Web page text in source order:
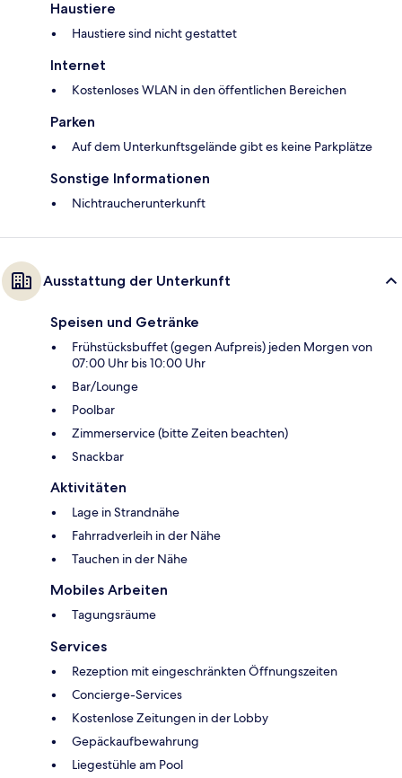
Haustiere
Haustiere sind nicht gestattet
Internet
Kostenloses WLAN in den öffentlichen Bereichen
Parken
Auf dem Unterkunftsgelände gibt es keine Parkplätze
Sonstige Informationen
Nichtraucherunterkunft
Ausstattung der Unterkunft
Speisen und Getränke
Frühstücksbuffet (gegen Aufpreis) jeden Morgen von
07:00 Uhr bis 10:00 Uhr
Bar/Lounge
Poolbar
Zimmerservice (bitte Zeiten beachten)
Snackbar
Aktivitäten
Lage in Strandnähe
Fahrradverleih in der Nähe
Tauchen in der Nähe
Mobiles Arbeiten
Tagungsräume
Services
Rezeption mit eingeschränkten Öffnungszeiten
Concierge-Services
Kostenlose Zeitungen in der Lobby
Gepäckaufbewahrung
Liegestühle am Pool